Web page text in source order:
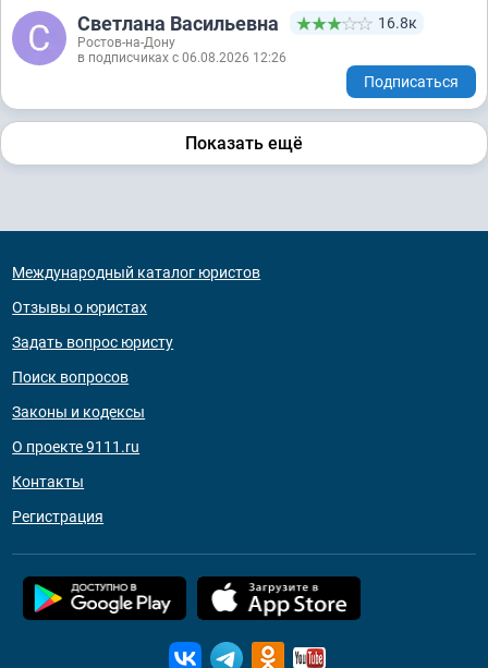
Светлана Васильевна 16.8к
Ростов-на-Дону
в подписчиках с 06.08.2026 12:26
Подписаться
Показать ещё
Международный каталог юристов
Отзывы о юристах
Задать вопрос юристу
Поиск вопросов
Законы и кодексы
О проекте 9111.ru
Контакты
Регистрация